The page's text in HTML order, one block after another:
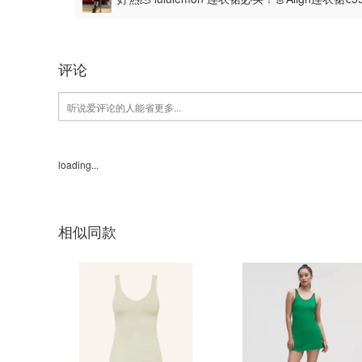
评论
loading...
相似同款